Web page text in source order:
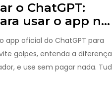
o ChatGPT:
usar o app no
app oficial do ChatGPT para
golpes, entenda a diferença
e use sem pagar nada.
começar agora.